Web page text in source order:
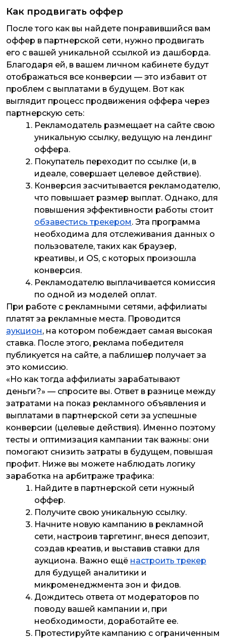
Как продвигать оффер
После того как вы найдете понравившийся вам
оффер в партнерской сети, нужно продвигать
его с вашей уникальной ссылкой из дашборда.
Благодаря ей, в вашем личном кабинете будут
отображаться все конверсии — это избавит от
проблем с выплатами в будущем. Вот как
выглядит процесс продвижения оффера через
партнерскую сеть:
Рекламодатель размещает на сайте свою
уникальную ссылку, ведущую на лендинг
оффера.
Покупатель переходит по ссылке (и, в
идеале, совершает целевое действие).
Конверсия засчитывается рекламодателю,
что повышает размер выплат. Однако, для
повышения эффективности работы стоит
обзавестись трекером. Эта программа
необходима для отслеживания данных о
пользователе, таких как браузер,
креативы, и OS, с которых произошла
конверсия.
Рекламодателю выплачивается комиссия
по одной из моделей оплат.
При работе с рекламными сетями, аффилиаты
платят за рекламные места. Проводится
аукцион, на котором побеждает самая высокая
ставка. После этого, реклама победителя
публикуется на сайте, а паблишер получает за
это комиссию.
«Но как тогда аффилиаты зарабатывают
деньги?» — спросите вы. Ответ в разнице между
затратами на показ рекламного объявления и
выплатами в партнерской сети за успешные
конверсии (целевые действия). Именно поэтому
тесты и оптимизация кампании так важны: они
помогают снизить затраты в будущем, повышая
профит. Ниже вы можете наблюдать логику
заработка на арбитраже трафика:
Найдите в партнерской сети нужный
оффер.
Получите свою уникальную ссылку.
Начните новую кампанию в рекламной
сети, настроив таргетинг, внеся депозит,
создав креатив, и выставив ставки для
аукциона. Важно ещё настроить трекер
для будущей аналитики и
микроменеджмента зон и фидов.
Дождитесь ответа от модераторов по
поводу вашей кампании и, при
необходимости, доработайте ее.
Протестируйте кампанию с ограниченным